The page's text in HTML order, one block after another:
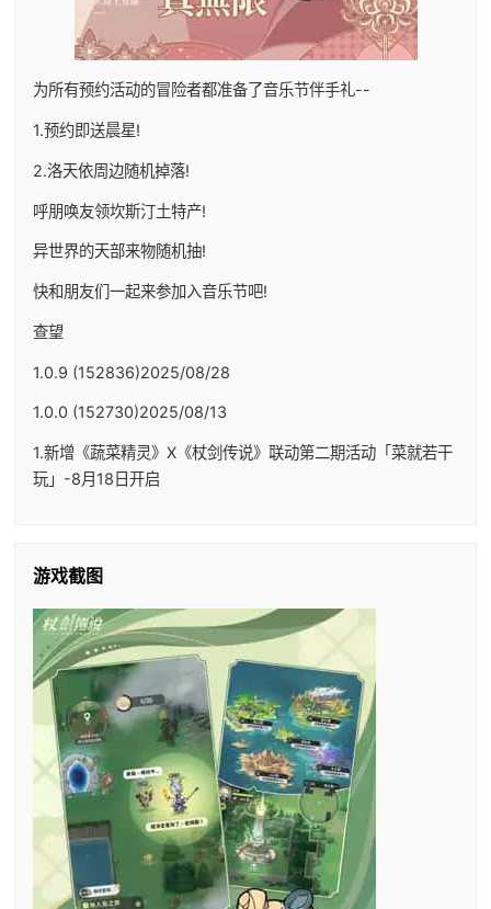
为所有预约活动的冒险者都准备了音乐节伴手礼--
1.预约即送晨星!
2.洛天依周边随机掉落!
呼朋唤友领坎斯汀土特产!
异世界的天部来物随机抽!
快和朋友们一起来参加入音乐节吧!
查望
1.0.9 (152836)2025/08/28
1.0.0 (152730)2025/08/13
1.新增《蔬菜精灵》X《杖剑传说》联动第二期活动「菜就若干
玩」-8月18日开启
游戏截图